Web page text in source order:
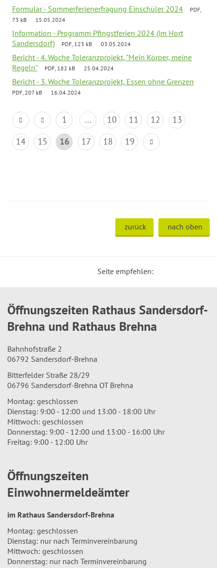
Formular - Sommerferienerfragung Einschüler 2024
PDF,
73 kB
15.05.2024
Information - Programm Pfingstferien 2024 (im Hort
Sandersdorf)
PDF, 123 kB 03.05.2024
Bericht - 4. Woche Toleranzprojekt, "Mein Körper, meine
Regeln"
PDF, 182 kB 25.04.2024
Bericht - 3. Woche Toleranzprojekt, Essen ohne Grenzen
PDF, 207 kB 16.04.2024
1 ... 10 11 12
13
14
15 16 17 18 19
zurück nach oben
Seite empfehlen:
Öffnungszeiten Rathaus Sandersdorf-
Brehna und Rathaus Brehna
Bahnhofstraße 2
06792 Sandersdorf-Brehna
Bitterfelder Straße 28/29
06796 Sandersdorf-Brehna OT Brehna
Montag: geschlossen
Dienstag: 9:00 - 12:00 und 13:00 - 18:00 Uhr
Mittwoch: geschlossen
Donnerstag: 9:00 - 12:00 und 13:00 - 16:00 Uhr
Freitag: 9:00 - 12:00 Uhr
Öffnungszeiten
Einwohnermeldeämter
im Rathaus Sandersdorf-Brehna
Montag: geschlossen
Dienstag: nur nach Terminvereinbarung
Mittwoch: geschlossen
Donnerstag: nur nach Terminvereinbarung